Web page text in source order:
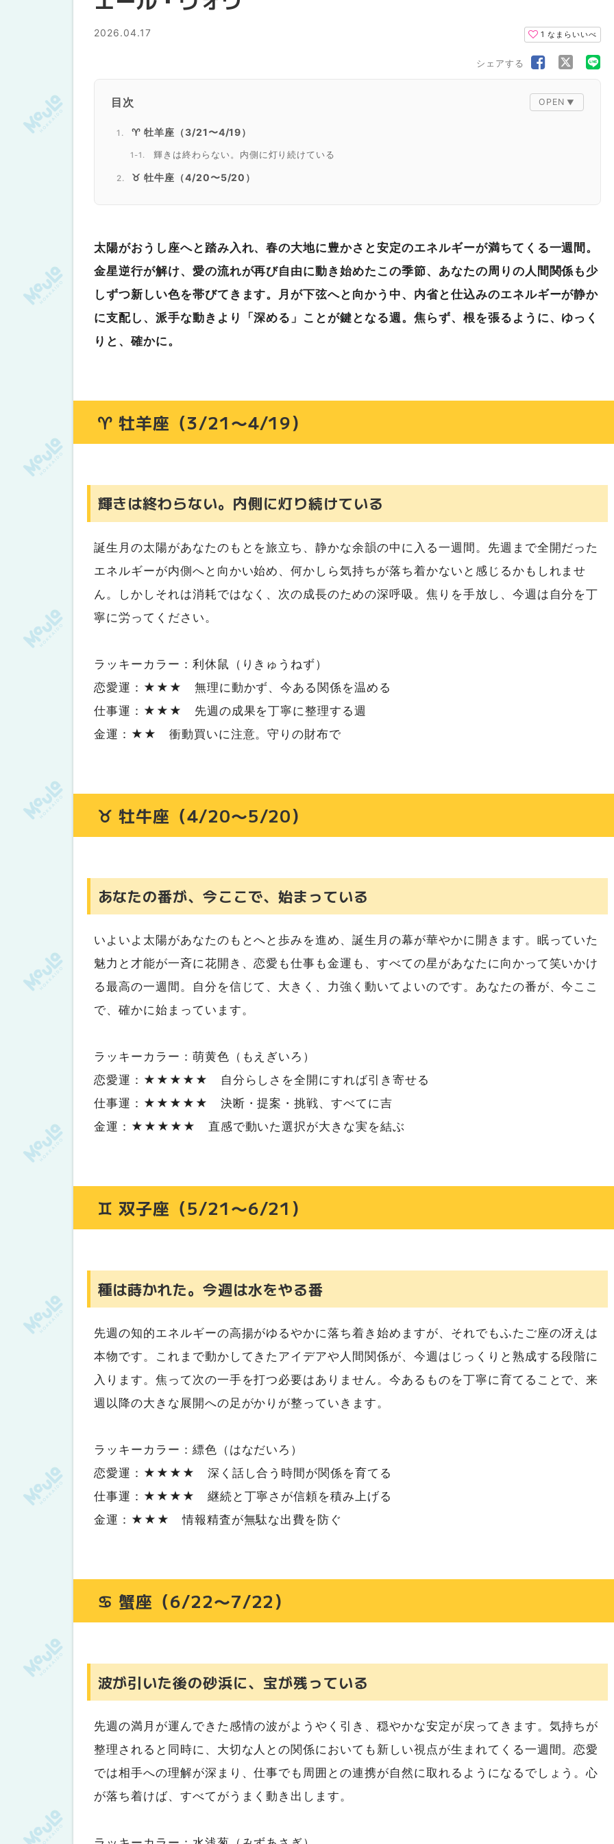
2026.04.17 1 なまらいいべ
シェアする
目次
♈ 牡羊座（3/21〜4/19）
輝きは終わらない。内側に灯り続けている
♉ 牡牛座（4/20〜5/20）
種は蒔かれた。今週は水をやる番
♋ 蟹座（6/22〜7/22）
波が引いた後の砂浜に、宝が残っている
♌ 獅子座（7/23〜8/22）
舞台の幕が下りた後に、本当の深さが生まれる
♎ 天秤座（9/23〜10/23）
輝いた後の静けさも、あなたの一部
♐ 射手座（11/23〜12/21）
♑ 山羊座（12/22〜1/19）
太陽がおうし座へと踏み入れ、春の大地に豊かさと安定のエネルギーが満ちてくる一週間。
金星逆行が解け、愛の流れが再び自由に動き始めたこの季節、あなたの周りの人間関係も少
しずつ新しい色を帯びてきます。月が下弦へと向かう中、内省と仕込みのエネルギーが静か
に支配し、派手な動きより「深める」ことが鍵となる週。焦らず、根を張るように、ゆっく
りと、確かに。
♈ 牡羊座（3/21〜4/19）
輝きは終わらない。内側に灯り続けている
誕生月の太陽があなたのもとを旅立ち、静かな余韻の中に入る一週間。先週まで全開だった
エネルギーが内側へと向かい始め、何かしら気持ちが落ち着かないと感じるかもしれませ
ん。しかしそれは消耗ではなく、次の成長のための深呼吸。焦りを手放し、今週は自分を丁
寧に労ってください。
ラッキーカラー：利休鼠（りきゅうねず）
恋愛運：★★★ 無理に動かず、今ある関係を温める
仕事運：★★★ 先週の成果を丁寧に整理する週
金運：★★ 衝動買いに注意。守りの財布で
♉ 牡牛座（4/20〜5/20）
あなたの番が、今ここで、始まっている
いよいよ太陽があなたのもとへと歩みを進め、誕生月の幕が華やかに開きます。眠っていた
魅力と才能が一斉に花開き、恋愛も仕事も金運も、すべての星があなたに向かって笑いかけ
る最高の一週間。自分を信じて、大きく、力強く動いてよいのです。あなたの番が、今ここ
で、確かに始まっています。
ラッキーカラー：萌黄色（もえぎいろ）
恋愛運：★★★★★ 自分らしさを全開にすれば引き寄せる
仕事運：★★★★★ 決断・提案・挑戦、すべてに吉
金運：★★★★★ 直感で動いた選択が大きな実を結ぶ
♊ 双子座（5/21〜6/21）
種は蒔かれた。今週は水をやる番
先週の知的エネルギーの高揚がゆるやかに落ち着き始めますが、それでもふたご座の冴えは
本物です。これまで動かしてきたアイデアや人間関係が、今週はじっくりと熟成する段階に
入ります。焦って次の一手を打つ必要はありません。今あるものを丁寧に育てることで、来
週以降の大きな展開への足がかりが整っていきます。
ラッキーカラー：縹色（はなだいろ）
恋愛運：★★★★ 深く話し合う時間が関係を育てる
仕事運：★★★★ 継続と丁寧さが信頼を積み上げる
金運：★★★ 情報精査が無駄な出費を防ぐ
♋ 蟹座（6/22〜7/22）
波が引いた後の砂浜に、宝が残っている
先週の満月が運んできた感情の波がようやく引き、穏やかな安定が戻ってきます。気持ちが
整理されると同時に、大切な人との関係においても新しい視点が生まれてくる一週間。恋愛
では相手への理解が深まり、仕事でも周囲との連携が自然に取れるようになるでしょう。心
が落ち着けば、すべてがうまく動き出します。